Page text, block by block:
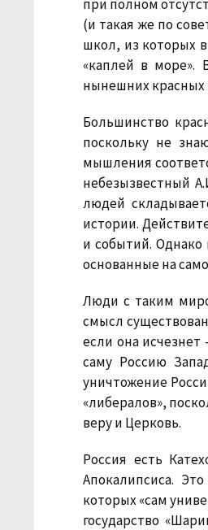
при полном
(и такая же по
школ, из которых
«каплей в море».
нынешних красных
Большинство
поскольку не
мышления
небезызвестный
людей
истории.
и событий.
основанные на
Люди с таким
смысл
если она исчезнет
саму Россию
уничтожение
«либералов»,
веру и Церковь.
Россия есть
Апокалипсиса.
которых «сам
государство